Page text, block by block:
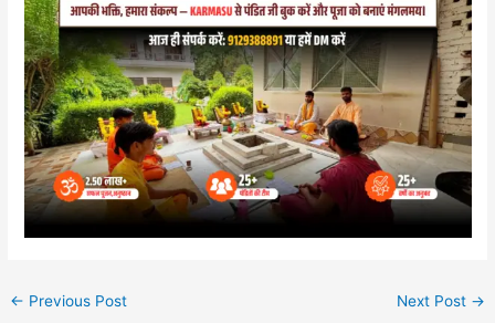
← Previous Post Next Post →